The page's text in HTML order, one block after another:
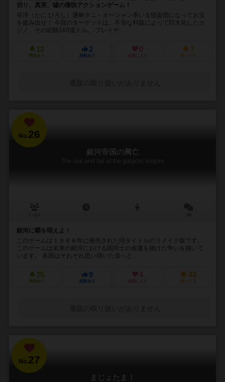
切り、真実、嘘の痛快アクションゲーム！
谷洋（たに ひろし）通称タニ・オーシャン率いる怪盗団になってお宝
を盗み出せ！ 今回のターゲットは、不当な利益によって巨大化したカ
ジノ。その総額160億ドル。 プレイヤ...
12
興味あり
2
経験あり
0
お気に入り
7
持ってる
No.26
銀河帝国の興亡
The rise and fall of the galactic empire
銀河に覇を唱えよ！
このゲームは１９８８年に発売された同タイトルのリメイク版です。
このゲームは未来の銀河における国同士の命運を賭けた争いを描いて
います。 各国はそれぞれ思い描いた道へと...
25
興味あり
9
経験あり
4
お気に入り
43
持ってる
No.27
まじょたま！